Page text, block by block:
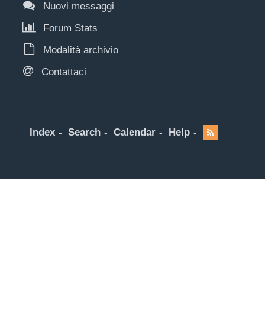
Nuovi messaggi
Forum Stats
Modalità archivio
Contattaci
Index Search Calendar Help